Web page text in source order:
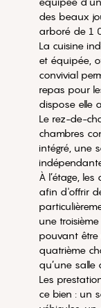
des beaux
arboré de 1
La cuisine
et équipée,
convivial
repas pour
dispose elle
Le rez-de-
chambres
intégré, une
À l’étage,
afin d'offrir
une
pouvant être
quatrième
qu’une salle
Les
ce bien : un